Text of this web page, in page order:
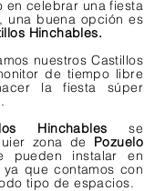
en celebrar una fiesta
una buena opción es
Hinchables.
nuestros Castillos
de tiempo libre
la fiesta súper
Hinchables se
zona de Pozuelo
pueden instalar en
que contamos con
tipo de espacios.